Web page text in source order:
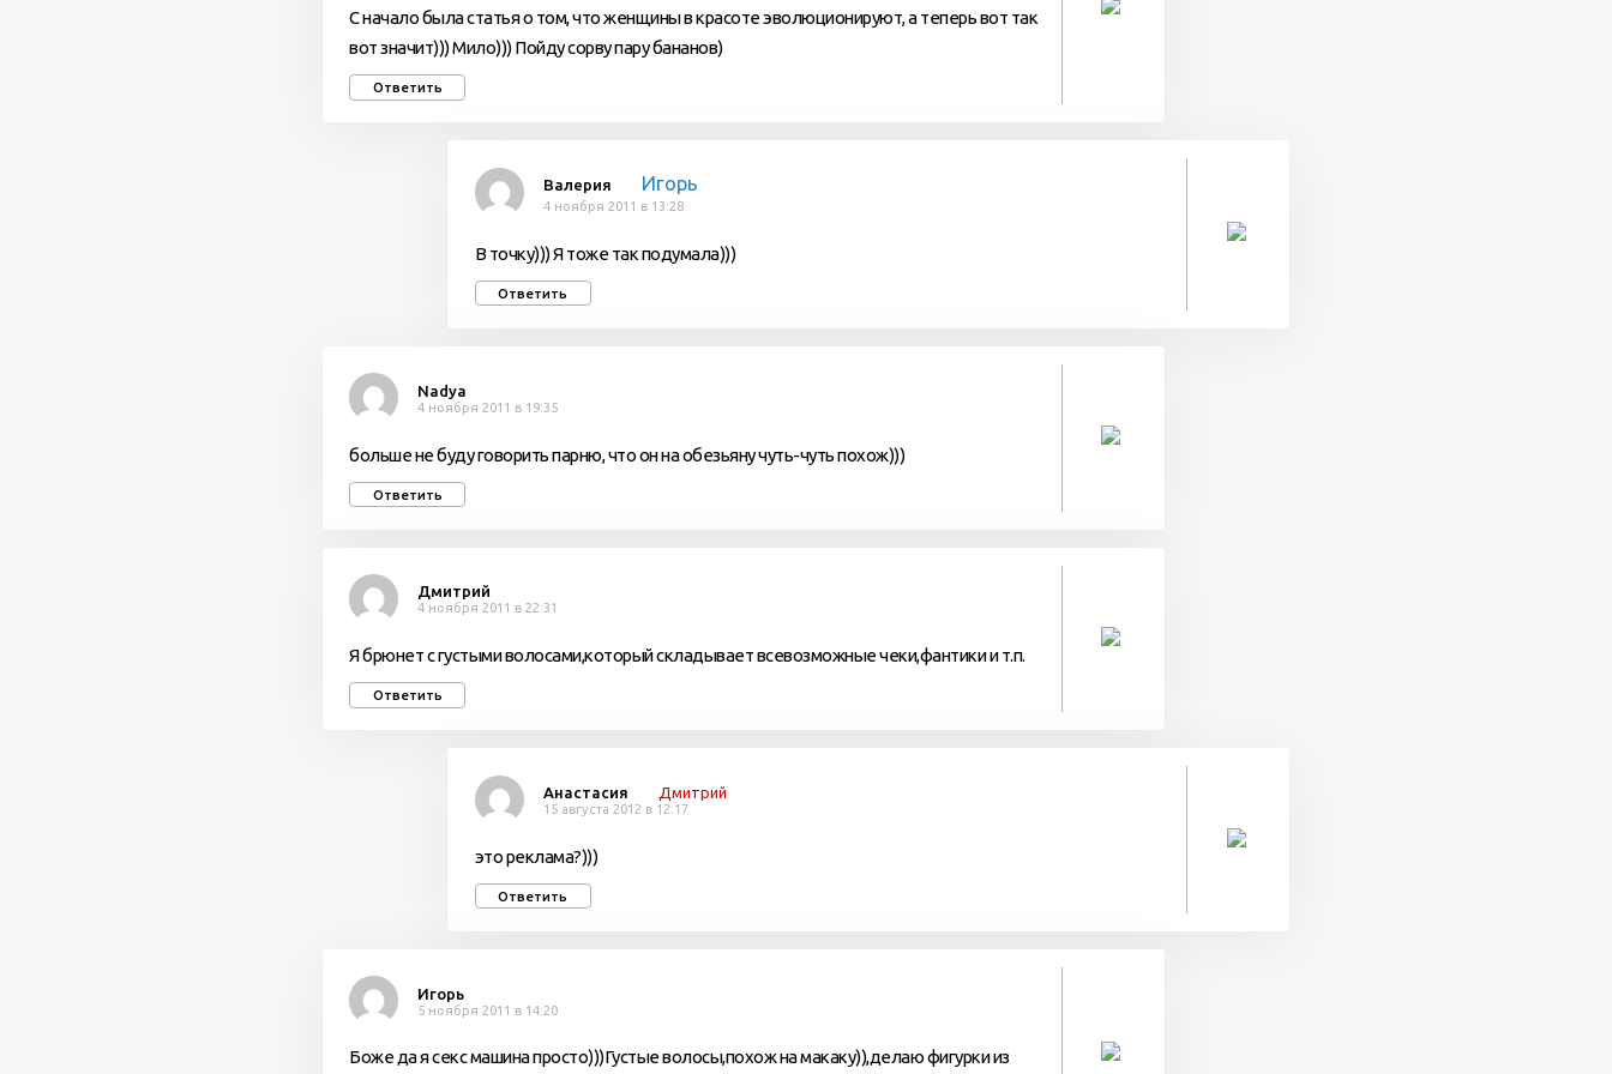
С начало была статья о том, что женщины в красоте эволюционируют, а теперь вот так
вот значит))) Мило))) Пойду сорву пару бананов)
Ответить
Валерия Игорь
4 ноября 2011 в 13:28
В точку))) Я тоже так подумала)))
Ответить
Nadya
4 ноября 2011 в 19:35
больше не буду говорить парню, что он на обезьяну чуть-чуть похож)))
Ответить
Дмитрий
4 ноября 2011 в 22:31
Я брюнет с густыми волосами,который складывает всевозможные чеки,фантики и т.п.
Ответить
Анастасия Дмитрий
15 августа 2012 в 12:17
это реклама?)))
Ответить
Игорь
5 ноября 2011 в 14:20
Боже да я секс машина просто)))Густые волосы,похож на макаку)),делаю фигурки из